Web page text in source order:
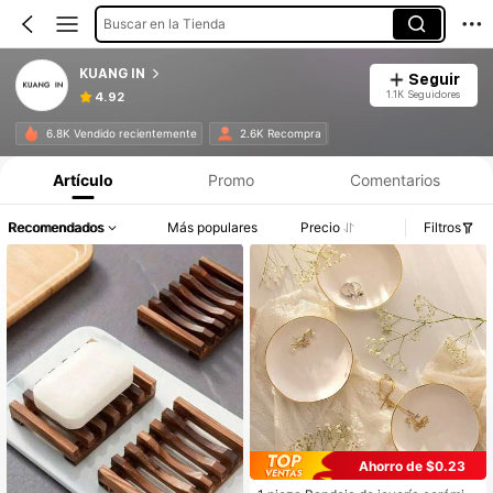
Buscar en la Tienda
KUANG IN
4.92
Seguir
1.1K Seguidores
6.8K Vendido recientemente 2.6K Recompra
Artículo Promo Comentarios
Recomendados Más populares Precio Filtros
Ahorro de $0.23